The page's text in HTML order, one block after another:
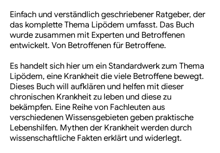
Einfach und verständlich geschriebener Ratgeber, der
das komplette Thema Lipödem umfasst. Das Buch
wurde zusammen mit Experten und Betroffenen
entwickelt. Von Betroffenen für Betroffene.
Es handelt sich hier um ein Standardwerk zum Thema
Lipödem, eine Krankheit die viele Betroffene bewegt.
Dieses Buch will aufklären und helfen mit dieser
chronischen Krankheit zu leben und diese zu
bekämpfen. Eine Reihe von Fachleuten aus
verschiedenen Wissensgebieten geben praktische
Lebenshilfen. Mythen der Krankheit werden durch
wissenschaftliche Fakten erklärt und widerlegt.